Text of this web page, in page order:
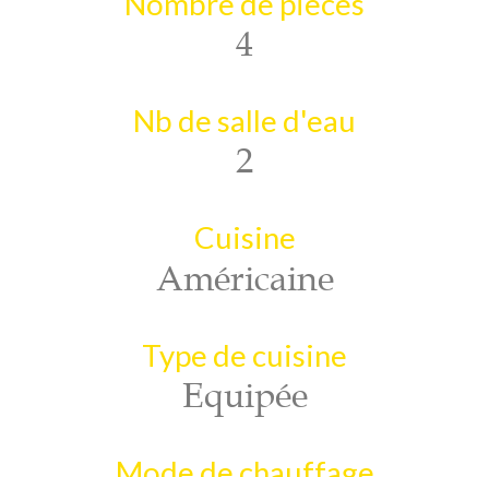
4
Nb de salle d'eau
2
Cuisine
Américaine
Type de cuisine
Equipée